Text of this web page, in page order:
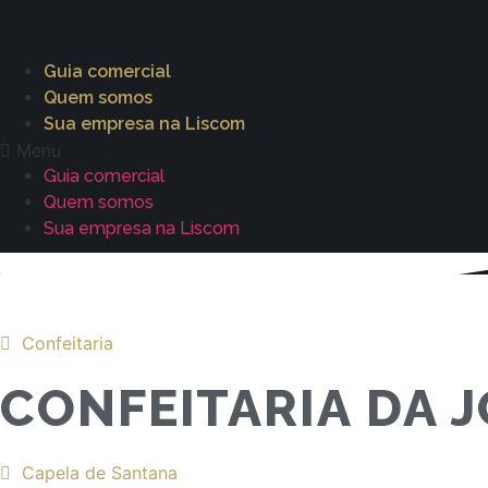
Guia comercial
Quem somos
Sua empresa na Liscom
Menu
Guia comercial
Quem somos
Sua empresa na Liscom
Confeitaria
CONFEITARIA DA
Capela de Santana